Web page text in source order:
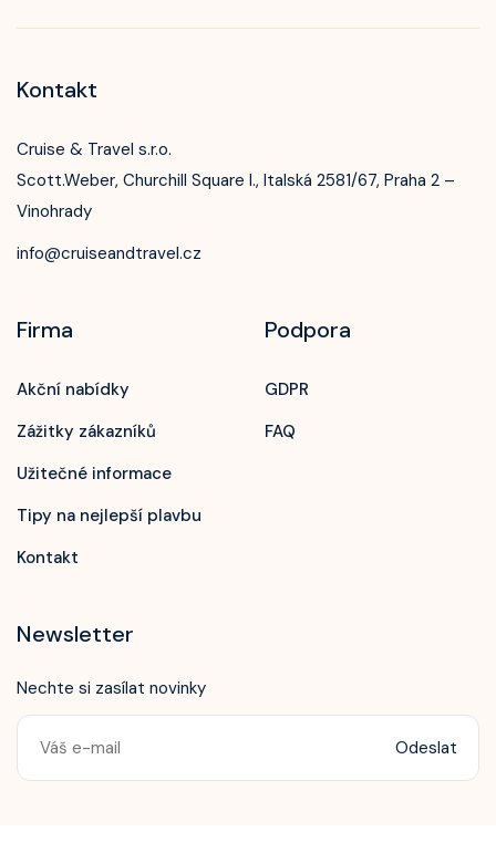
Zavolejte nám!
+420 603 172 604
Kontakt
Cruise & Travel s.r.o.
Scott.Weber, Churchill Square I., Italská 2581/67, Praha 2 –
Vinohrady
info@cruiseandtravel.cz
Firma
Akční nabídky
Zážitky zákazníků
Užitečné informace
Tipy na nejlepší plavbu
Kontakt
Podpora
GDPR
FAQ
Newsletter
Nechte si zasílat novinky
Odeslat